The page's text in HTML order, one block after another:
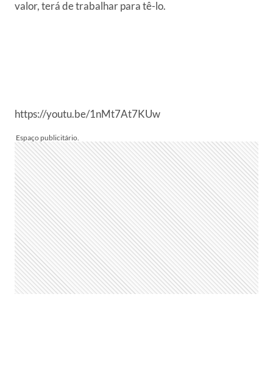
valor, terá de trabalhar para tê-lo.
https://youtu.be/1nMt7At7KUw